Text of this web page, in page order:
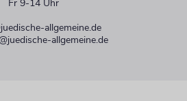
Fr 9-14 Uhr
allgemeine.de
allgemeine.de